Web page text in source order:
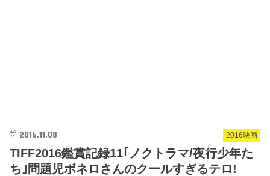
2016映画
2016.11.08
TIFF2016鑑賞記録11｢ノクトラマ/夜行少年た
ち｣問題児ボネロさんのクールすぎるテロ!